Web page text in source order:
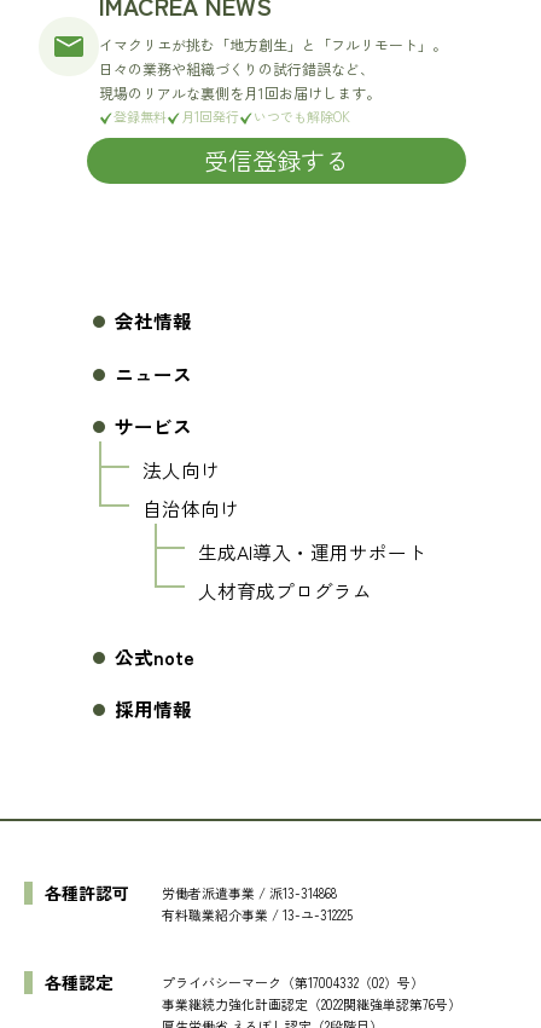
イマクリエが挑む「地方創生」と「フルリモート」。
日々の業務や組織づくりの試行錯誤など、
現場のリアルな裏側を月1回お届けします。
登録無料 月1回発行 いつでも解除OK
受信登録する
会社情報
ニュース
サービス
法人向け
自治体向け
生成AI導入・運用サポート
人材育成プログラム
公式note
採用情報
各種許認可
労働者派遣事業 / 派13-314868
有料職業紹介事業 / 13-ユ-312225
各種認定
プライバシーマーク（第17004332（02）号）
事業継続力強化計画認定（2022関継強単認第76号）